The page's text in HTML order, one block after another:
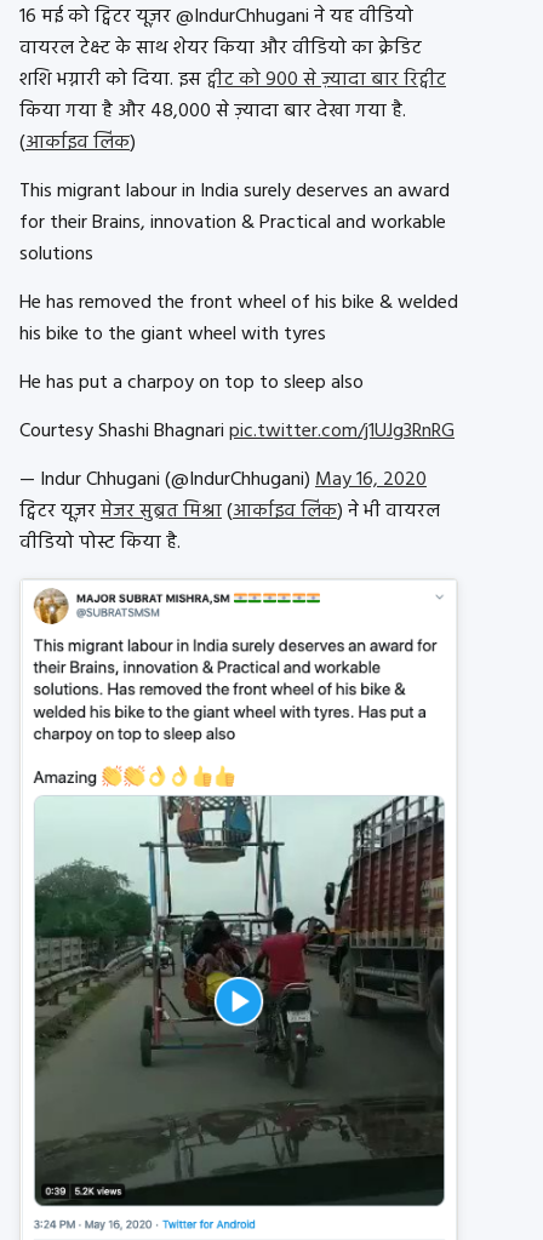
16 मई को ट्विटर यूज़र @IndurChhugani ने यह वीडियो
वायरल टेक्स्ट के साथ शेयर किया और वीडियो का क्रेडिट
शशि भग्नारी को दिया. इसट्वीट को 900 से ज़्यादा बार रिट्वीट
किया गया है और 48,000 से ज़्यादा बार देखा गया है.
(आर्काइव लिंक)
This migrant labour in India surely deserves an award
for their Brains, innovation & Practical and workable
solutions
He has removed the front wheel of his bike & welded
his bike to the giant wheel with tyres
He has put a charpoy on top to sleep also
Courtesy Shashi Bhagnaripic.twitter.com/j1UJg3RnRG
— Indur Chhugani (@IndurChhugani)May 16, 2020
ट्विटर यूज़रमेजर सुब्रत मिश्रा(आर्काइव लिंक) ने भी वायरल
वीडियो पोस्ट किया है.